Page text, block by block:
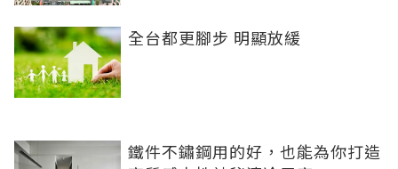
全台都更腳步 明顯放緩
鐵件不鏽鋼用的好，也能為你打造